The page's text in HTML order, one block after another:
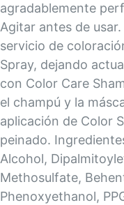
agradablemente
Agitar antes de
servicio de
Spray, dejando
con Color Care
el champú y la
aplicación de Color
peinado.
Alcohol,
Methosulfate,
Phenoxyethanol,